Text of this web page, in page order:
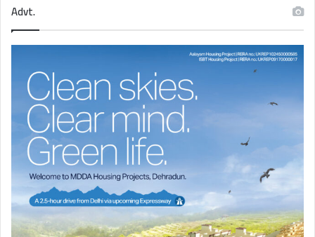
Advt.